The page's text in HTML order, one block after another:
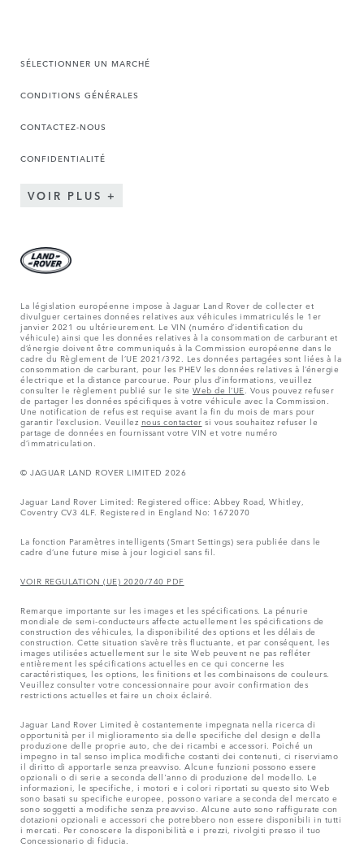
SÉLECTIONNER UN MARCHÉ
CONDITIONS GÉNÉRALES
CONTACTEZ-NOUS
CONFIDENTIALITÉ
VOIR PLUS
La législation européenne impose à Jaguar Land Rover de collecter et
divulguer certaines données relatives aux véhicules immatriculés le 1er
janvier 2021 ou ultérieurement. Le VIN (numéro d’identification du
véhicule) ainsi que les données relatives à la consommation de carburant et
d’énergie doivent être communiqués à la Commission européenne dans le
cadre du Règlement de l’UE 2021/392. Les données partagées sont liées à la
consommation de carburant, pour les PHEV les données relatives à l’énergie
électrique et la distance parcourue. Pour plus d’informations, veuillez
consulter le règlement publié sur le site Web de l’UE . Vous pouvez refuser
de partager les données spécifiques à votre véhicule avec la Commission.
Une notification de refus est requise avant la fin du mois de mars pour
garantir l’exclusion. Veuillez nous contacter si vous souhaitez refuser le
partage de données en fournissant votre VIN et votre numéro
d’immatriculation.
© JAGUAR LAND ROVER LIMITED 2026
Jaguar Land Rover Limited: Registered office: Abbey Road, Whitley,
Coventry CV3 4LF. Registered in England No: 1672070
La fonction Paramètres intelligents (Smart Settings) sera publiée dans le
cadre d’une future mise à jour logiciel sans fil.
VOIR REGULATION (UE) 2020/740 PDF
Remarque importante sur les images et les spécifications. La pénurie
mondiale de semi-conducteurs affecte actuellement les spécifications de
construction des véhicules, la disponibilité des options et les délais de
construction. Cette situation s’avère très fluctuante, et par conséquent, les
images utilisées actuellement sur le site Web peuvent ne pas refléter
entièrement les spécifications actuelles en ce qui concerne les
caractéristiques, les options, les finitions et les combinaisons de couleurs.
Veuillez consulter votre concessionnaire pour avoir confirmation des
restrictions actuelles et faire un choix éclairé.
Jaguar Land Rover Limited è costantemente impegnata nella ricerca di
opportunità per il miglioramento sia delle specifiche del design e della
produzione delle proprie auto, che dei ricambi e accessori. Poiché un
impegno in tal senso implica modifiche costanti dei contenuti, ci riserviamo
il diritto di apportarle senza preavviso. Alcune funzioni possono essere
opzionali o di serie a seconda dell'anno di produzione del modello. Le
informazioni, le specifiche, i motori e i colori riportati su questo sito Web
sono basati su specifiche europee, possono variare a seconda del mercato e
sono soggetti a modifiche senza preavviso. Alcune auto sono raffigurate con
dotazioni opzionali e accessori che potrebbero non essere disponibili in tutti
i mercati. Per conoscere la disponibilità e i prezzi, rivolgiti presso il tuo
Concessionario di fiducia.